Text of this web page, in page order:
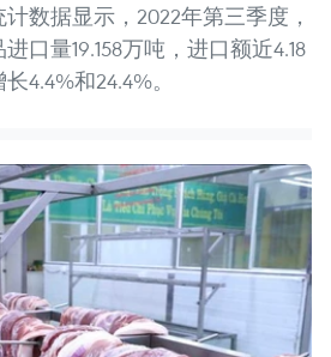
数据显示，2022年第三季度，
口量19.158万吨，进口额近4.18
4.4%和24.4%。